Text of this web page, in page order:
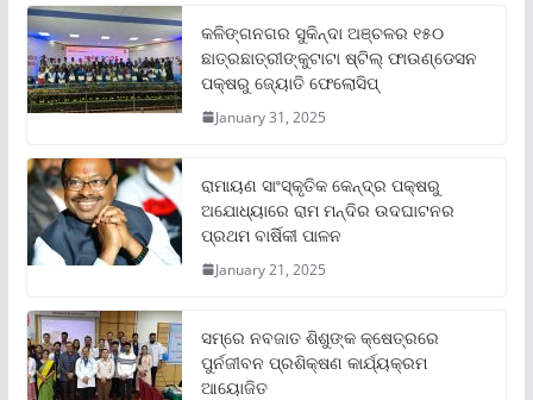
କଳିଙ୍ଗନଗର ସୁକିନ୍ଦା ଅଞ୍ଚଳର ୧୫୦
ଛାତ୍ରଛାତ୍ରୀଙ୍କୁଟାଟା ଷ୍ଟିଲ୍ ଫାଉଣ୍ଡେସନ
ପକ୍ଷରୁ ଜ୍ୟୋତି ଫେଲୋସିପ୍‌
January 31, 2025
ରାମାୟଣ ସାଂସ୍କୃତିକ କେନ୍ଦ୍ର ପକ୍ଷରୁ
ଅଯୋଧ୍ୟାରେ ରାମ ମନ୍ଦିର ଉଦଘାଟନର
ପ୍ରଥମ ବାର୍ଷିକୀ ପାଳନ
January 21, 2025
ସମ୍‌ରେ ନବଜାତ ଶିଶୁଙ୍କ କ୍ଷେତ୍ରରେ
ପୁର୍ନଜୀବନ ପ୍ରଶିକ୍ଷଣ କାର୍ଯ୍ୟକ୍ରମ
ଆୟୋଜିତ